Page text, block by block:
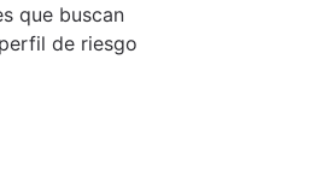
que buscan
de riesgo